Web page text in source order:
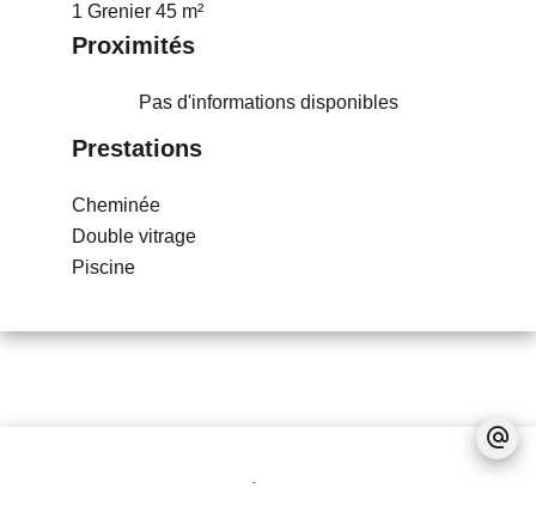
1 Grenier 45 m²
Proximités
Pas d'informations disponibles
Prestations
Cheminée
Double vitrage
Piscine